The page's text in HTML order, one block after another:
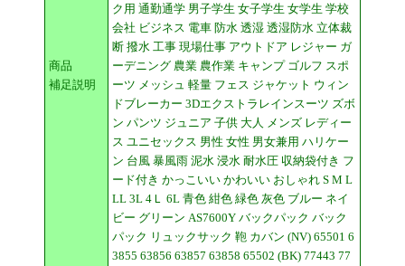
商品
補足説明
ク用 通勤通学 男子学生 女子学生 女学生 学校
会社 ビジネス 電車 防水 透湿 透湿防水 立体裁
断 撥水 工事 現場仕事 アウトドア レジャー ガ
ーデニング 農業 農作業 キャンプ ゴルフ スポ
ーツ メッシュ 軽量 フェス ジャケット ウィン
ドブレーカー 3Dエクストラレインスーツ ズボ
ン パンツ ジュニア 子供 大人 メンズ レディー
ス ユニセックス 男性 女性 男女兼用 ハリケー
ン 台風 暴風雨 泥水 浸水 耐水圧 収納袋付き フ
ード付き かっこいい かわいい おしゃれ S M L
LL 3L 4Ｌ 6L 青色 紺色 緑色 灰色 ブルー ネイ
ビー グリーン AS7600Y バックパック バック
パック リュックサック 鞄 カバン (NV) 65501 6
3855 63856 63857 63858 65502 (BK) 77443 77